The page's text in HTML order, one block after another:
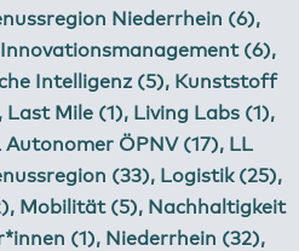
Niederrhein (6),
Innovationsmanagement (6),
Intelligenz (5), Kunststoff
, Last Mile (1), Living Labs (1),
Autonomer ÖPNV (17), LL
(33), Logistik (25),
, Mobilität (5), Nachhaltigkeit
(1), Niederrhein (32),